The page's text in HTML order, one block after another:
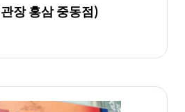
장 홍삼 중동점)